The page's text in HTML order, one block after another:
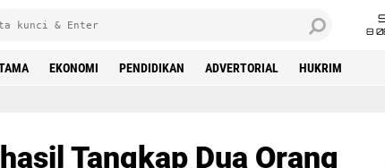
8
EKONOMI PENDIDIKAN ADVERTORIAL HUKRIM
Tangkap Dua Orang